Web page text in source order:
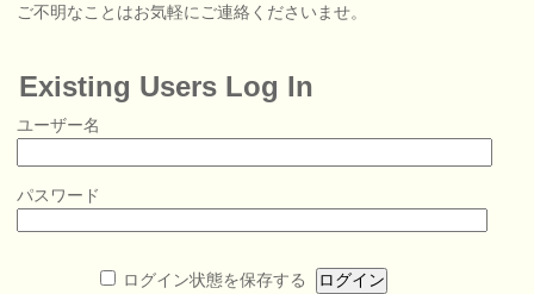
ご不明なことはお気軽にご連絡くださいませ。
Existing Users Log In
ユーザー名
パスワード
ログイン状態を保存する